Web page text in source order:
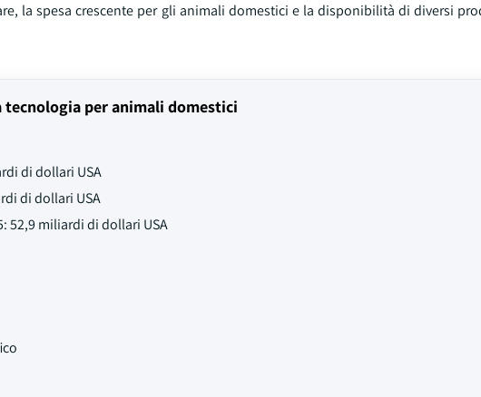
la spesa crescente per gli animali domestici e la disponibilità di diversi
per animali domestici
di dollari USA
di dollari USA
52,9 miliardi di dollari USA